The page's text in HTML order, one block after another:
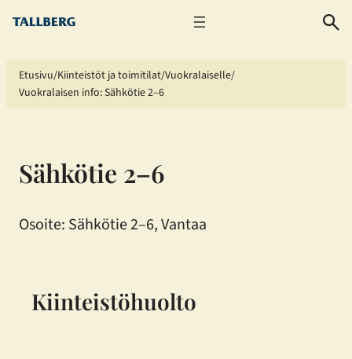
Siirry
Etusivu Kiinteistöt ja toimitilat Vuokralaiselle
Vuokralaisen info: Sähkötie 2–6
Sähkötie 2–6
Osoite: Sähkötie 2–6, Vantaa
Kiinteistöhuolto